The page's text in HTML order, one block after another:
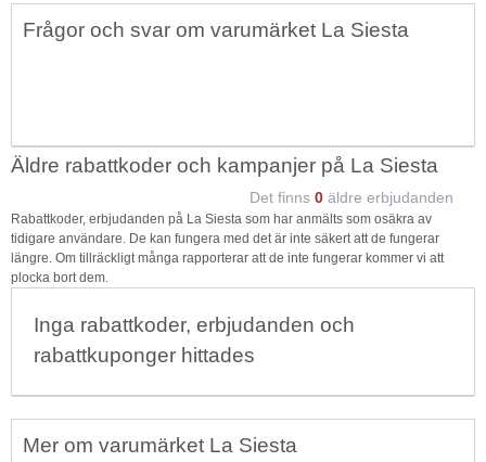
Topp
Frågor och svar om varumärket La Siesta
Äldre rabattkoder och kampanjer på La Siesta
Det finns 0 äldre erbjudanden
Rabattkoder, erbjudanden på La Siesta som har anmälts som osäkra av
tidigare användare. De kan fungera med det är inte säkert att de fungerar
längre. Om tillräckligt många rapporterar att de inte fungerar kommer vi att
plocka bort dem.
Inga rabattkoder, erbjudanden och
rabattkuponger hittades
Mer om varumärket La Siesta